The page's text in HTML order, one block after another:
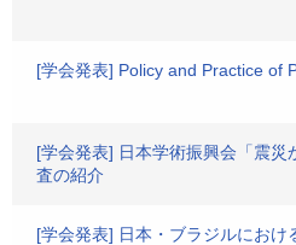
[学会発表] Policy and Practice of
[学会発表] 日本学術振興会「震災
査の紹介
[学会発表] 日本・ブラジルにおけ